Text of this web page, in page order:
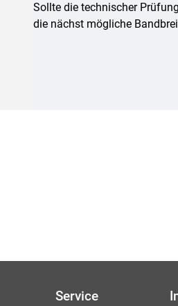
Sollte die technischer
die nächst mögliche
Service